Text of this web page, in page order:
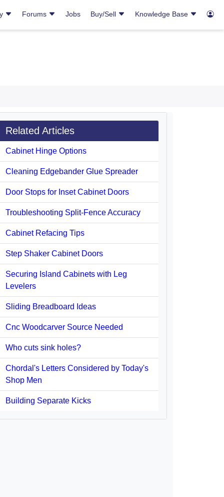
Forums Jobs Buy/Sell Knowledge Base
Related Articles
Cabinet Hinge Options
Cleaning Edgebander Glue Spreader
Door Stops for Inset Cabinet Doors
Troubleshooting Split-Fence Accuracy
Cabinet Refacing Tips
Step Shaker Cabinet Doors
Securing Island Cabinets with Leg
Levelers
Sliding Breadboard Ideas
Cnc Woodcarver Source Needed
Who cuts sink holes?
Chordal's Letters Considered by Today's
Shop Men
Building Separate Kicks